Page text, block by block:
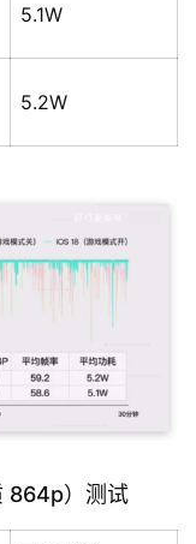
5.1W
5.2W
864p）测试